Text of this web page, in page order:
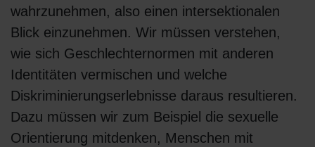
wahrzunehmen, also einen intersektionalen
Blick einzunehmen. Wir müssen verstehen,
wie sich Geschlechternormen mit anderen
Identitäten vermischen und welche
Diskriminierungserlebnisse daraus resultieren.
Dazu müssen wir zum Beispiel die sexuelle
Orientierung mitdenken, Menschen mit